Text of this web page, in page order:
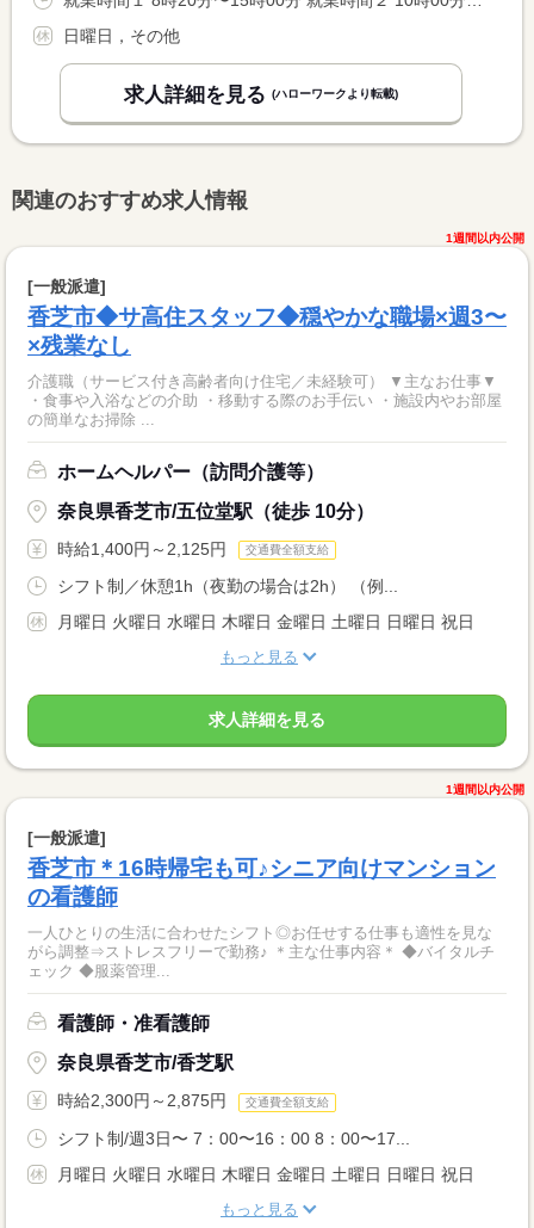
日曜日，その他
求人詳細を見る (ハローワークより転載)
関連のおすすめ求人情報
1週間以内公開
[一般派遣]
香芝市◆サ高住スタッフ◆穏やかな職場×週3〜
×残業なし
介護職（サービス付き高齢者向け住宅／未経験可） ▼主なお仕事▼
・食事や入浴などの介助 ・移動する際のお手伝い ・施設内やお部屋
の簡単なお掃除 ...
ホームヘルパー（訪問介護等）
奈良県香芝市/五位堂駅（徒歩 10分）
時給1,400円～2,125円 交通費全額支給
シフト制／休憩1h（夜勤の場合は2h） （例...
月曜日 火曜日 水曜日 木曜日 金曜日 土曜日 日曜日 祝日
もっと見る
求人詳細を見る
1週間以内公開
[一般派遣]
香芝市＊16時帰宅も可♪シニア向けマンション
の看護師
一人ひとりの生活に合わせたシフト◎お任せする仕事も適性を見な
がら調整⇒ストレスフリーで勤務♪ ＊主な仕事内容＊ ◆バイタルチ
ェック ◆服薬管理...
看護師・准看護師
奈良県香芝市/香芝駅
時給2,300円～2,875円 交通費全額支給
シフト制/週3日〜 7：00〜16：00 8：00〜17...
月曜日 火曜日 水曜日 木曜日 金曜日 土曜日 日曜日 祝日
もっと見る